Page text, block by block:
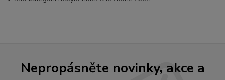
Nepropásněte novinky, akce a